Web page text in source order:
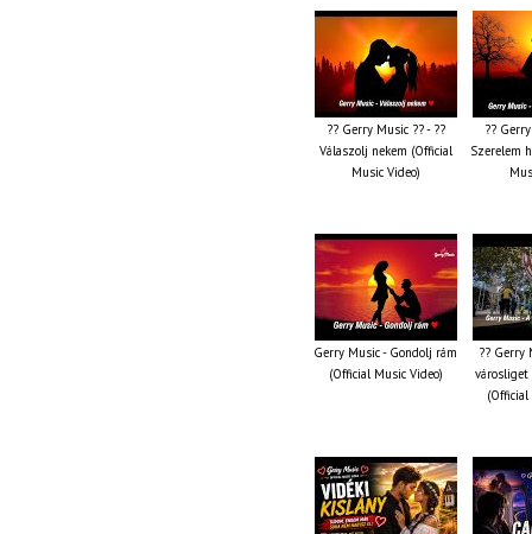
?? Gerry Music ?? - ??
Válaszolj nekem (Official
Music Video)
??
Szerelem
Gerry Music - Gondolj rám
(Official Music Video)
?? Gerry
városliget
(Official